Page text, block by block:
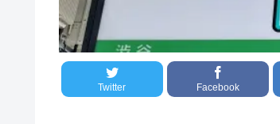
Twitter Facebook